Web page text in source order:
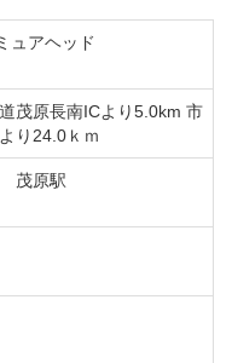
市原鶴舞バス停」下
スターミナル」から
」下車。クラブバス
おります。
まで名義変更入会プ
ュアヘッド
茂原長南ICより5.0km 市
り24.0ｋｍ
茂原駅